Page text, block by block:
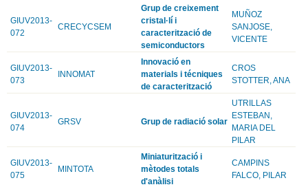
GIUV2013-
072
CRECYCSEM
Grup de creixement
cristal·lí i
caracterització de
semiconductors
MUÑOZ
SANJOSE,
VICENTE
GIUV2013-
073
INNOMAT
Innovació en
materials i técniques
de caracterització
CROS
STOTTER, ANA
GIUV2013-
074
GRSV Grup de radiació solar
UTRILLAS
ESTEBAN,
MARIA DEL
PILAR
GIUV2013-
075
MINTOTA
Miniaturització i
mètodes totals
d'anàlisi
CAMPINS
FALCO, PILAR